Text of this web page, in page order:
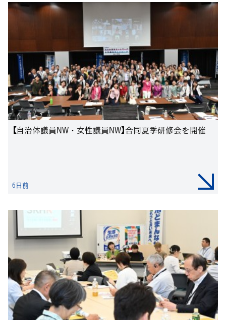
【自治体議員NW・女性議員NW】合同夏季研修会を開催
6日前